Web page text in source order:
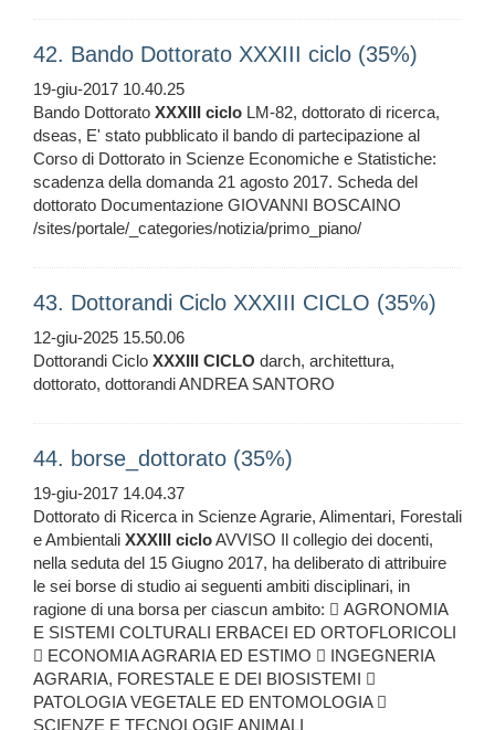
42. Bando Dottorato XXXIII ciclo (35%)
19-giu-2017 10.40.25
Bando Dottorato XXXIII ciclo LM-82, dottorato di ricerca,
dseas, E' stato pubblicato il bando di partecipazione al
Corso di Dottorato in Scienze Economiche e Statistiche:
scadenza della domanda 21 agosto 2017. Scheda del
dottorato Documentazione GIOVANNI BOSCAINO
/sites/portale/_categories/notizia/primo_piano/
43. Dottorandi Ciclo XXXIII CICLO (35%)
12-giu-2025 15.50.06
Dottorandi Ciclo XXXIII CICLO darch, architettura,
dottorato, dottorandi ANDREA SANTORO
44. borse_dottorato (35%)
19-giu-2017 14.04.37
Dottorato di Ricerca in Scienze Agrarie, Alimentari, Forestali
e Ambientali XXXIII cicloAVVISO Il collegio dei docenti,
nella seduta del 15 Giugno 2017, ha deliberato di attribuire
le sei borse di studio ai seguenti ambiti disciplinari, in
ragione di una borsa per ciascun ambito:  AGRONOMIA
E SISTEMI COLTURALI ERBACEI ED ORTOFLORICOLI
 ECONOMIA AGRARIA ED ESTIMO  INGEGNERIA
AGRARIA, FORESTALE E DEI BIOSISTEMI 
PATOLOGIA VEGETALE ED ENTOMOLOGIA 
SCIENZE E TECNOLOGIE ANIMALI